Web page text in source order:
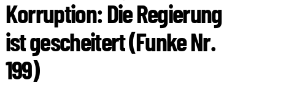
Korruption: Die Regierung
ist gescheitert (Funke Nr.
199)